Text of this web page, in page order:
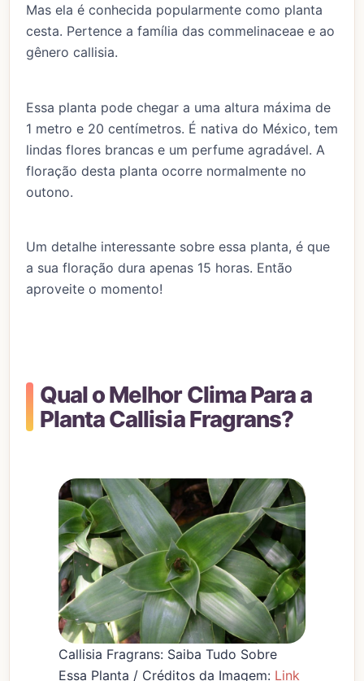
Mas ela é conhecida popularmente como planta
cesta. Pertence a família das commelinaceae e ao
gênero callisia.
Essa planta pode chegar a uma altura máxima de
1 metro e 20 centímetros. É nativa do México, tem
lindas flores brancas e um perfume agradável. A
floração desta planta ocorre normalmente no
outono.
Um detalhe interessante sobre essa planta, é que
a sua floração dura apenas 15 horas. Então
aproveite o momento!
Qual o Melhor Clima Para a
Planta Callisia Fragrans?
Callisia Fragrans: Saiba Tudo Sobre
Essa Planta / Créditos da Imagem: Link